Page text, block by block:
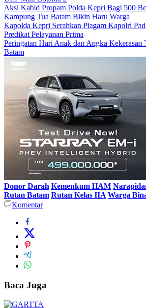
Aksi Kabid Propam Polda Kepri Bagi 500
Kampung Tua Batam Bikin Haru Warga
Kapolda Kepri Serahkan Piagam Kapolri
Predikat Pelayanan Prima
Peringatan Hari Anak dan Angka Kekerasan
Batam
Donor Darah Kemenkum HAM
Rutan Batam Rutan Kelas IIA Warga
Komentar
Baca Juga